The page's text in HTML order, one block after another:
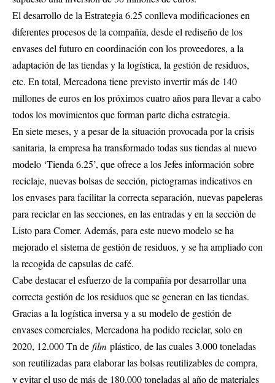
El desarrollo de la Estrategia 6.25 conlleva modificaciones en
diferentes procesos de la compañía, desde el rediseño de los
envases del futuro en coordinación con los proveedores, a la
adaptación de las tiendas y la logística, la gestión de residuos,
etc. En total, Mercadona tiene previsto invertir más de 140
millones de euros en los próximos cuatro años para llevar a cabo
todos los movimientos que forman parte dicha estrategia.
En siete meses, y a pesar de la situación provocada por la crisis
sanitaria, la empresa ha transformado todas sus tiendas al nuevo
modelo ‘Tienda 6.25’, que ofrece a los Jefes información sobre
reciclaje, nuevas bolsas de sección, pictogramas indicativos en
los envases para facilitar la correcta separación, nuevas papeleras
para reciclar en las secciones, en las entradas y en la sección de
Listo para Comer. Además, para este nuevo modelo se ha
mejorado el sistema de gestión de residuos, y se ha ampliado con
la recogida de capsulas de café.
Cabe destacar el esfuerzo de la compañía por desarrollar una
correcta gestión de los residuos que se generan en las tiendas.
Gracias a la logística inversa y a su modelo de gestión de
envases comerciales, Mercadona ha podido reciclar, solo en
2020, 12.000 Tn de film plástico, de las cuales 3.000 toneladas
son reutilizadas para elaborar las bolsas reutilizables de compra,
y evitar el uso de más de 180.000 toneladas al año de materiales